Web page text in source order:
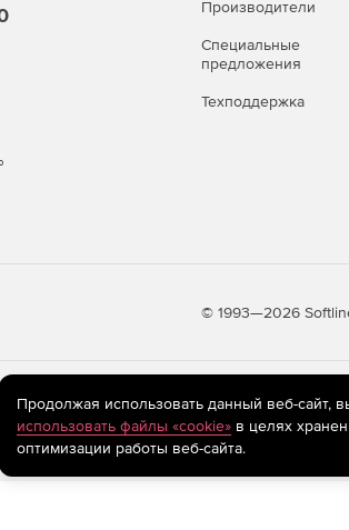
Производители
Специальные
предложения
Техподдержка
© 1993—2026
store.softline.ru применяются
сведений, относящихся к предпочтениям
Продолжая использовать данный веб-сайт,
использовать файлы «cookie»в целях
оптимизации работы веб-сайта.